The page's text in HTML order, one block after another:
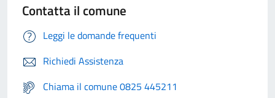
Contatta il comune
Leggi le domande frequenti
Richiedi Assistenza
Chiama il comune 0825 445211